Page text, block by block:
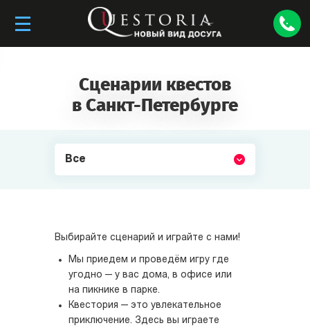
Сценарии квестов
в Санкт-Петербурге
Все
Выбирайте сценарий и играйте с нами!
Мы приедем и проведём игру где
угодно — у вас дома, в офисе или
на пикнике в парке.
Квестория — это увлекательное
приключение. Здесь вы играете